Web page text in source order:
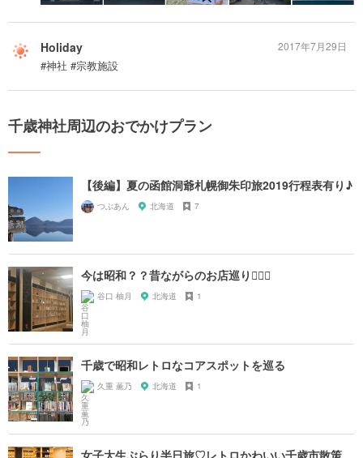
Holiday
#神社 #宗教施設
2017年7月29日
千歳神社周辺のおでかけプラン
【後編】夏の函館洞爺札幌御朱印旅2019行程表有り♪
つぶあん 北海道 7
今は昭和？？昔ながらのお店巡り🚶🏻‍♀️
谷口 柚月 北海道 1
千歳で昭和レトロなコアスポットを巡る
久重 薫乃 北海道 1